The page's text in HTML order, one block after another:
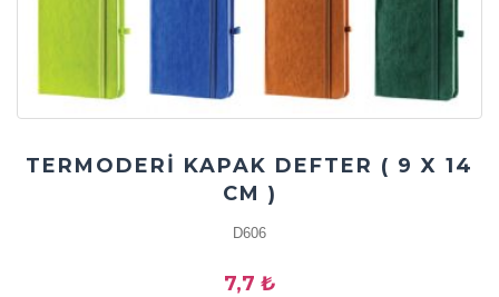
TERMODERİ KAPAK DEFTER ( 9 X 14
CM )
D606
7,7 ₺